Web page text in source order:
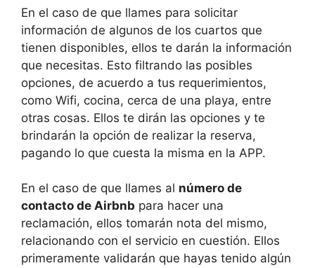
En el caso de que llames para solicitar
información de algunos de los cuartos que
tienen disponibles, ellos te darán la información
que necesitas. Esto filtrando las posibles
opciones, de acuerdo a tus requerimientos,
como Wifi, cocina, cerca de una playa, entre
otras cosas. Ellos te dirán las opciones y te
brindarán la opción de realizar la reserva,
pagando lo que cuesta la misma en la APP.
En el caso de que llames al número de
contacto de Airbnb para hacer una
reclamación, ellos tomarán nota del mismo,
relacionando con el servicio en cuestión. Ellos
primeramente validarán que hayas tenido algún